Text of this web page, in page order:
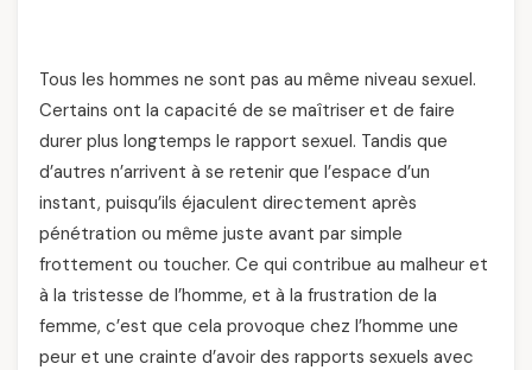
Tous les hommes ne sont pas au même niveau sexuel.
Certains ont la capacité de se maîtriser et de faire
durer plus longtemps le rapport sexuel. Tandis que
d’autres n’arrivent à se retenir que l’espace d’un
instant, puisqu’ils éjaculent directement après
pénétration ou même juste avant par simple
frottement ou toucher. Ce qui contribue au malheur et
à la tristesse de l’homme, et à la frustration de la
femme, c’est que cela provoque chez l’homme une
peur et une crainte d’avoir des rapports sexuels avec